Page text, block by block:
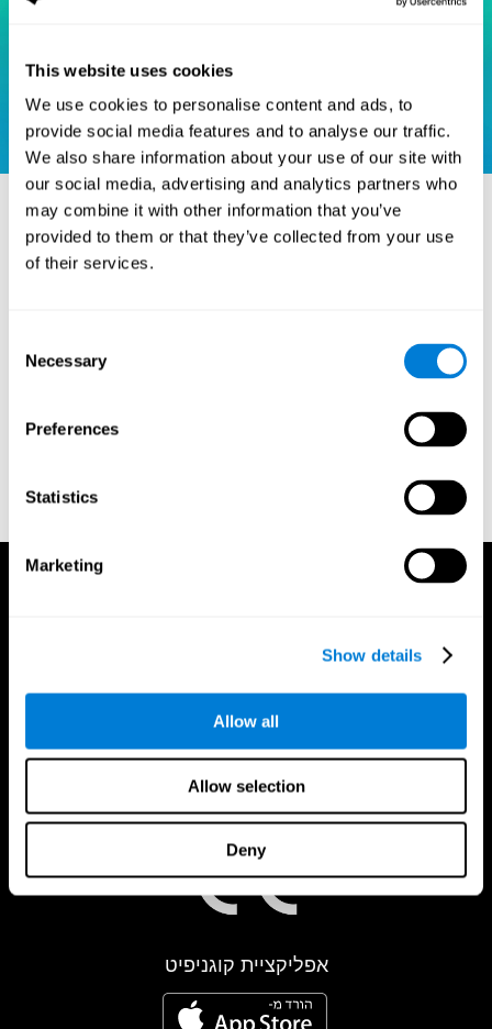
This website uses cookies
We use cookies to personalise content and ads, to
provide social media features and to analyse our traffic.
We also share information about your use of our site with
our social media, advertising and analytics partners who
may combine it with other information that you’ve
provided to them or that they’ve collected from your use
of their services.
Selection
Necessary
Preferences
Statistics
Marketing
Show details
Allow all
Allow selection
Deny
סימוכין
Raven, J. C. (1936). Mental tests used in genetic studies: The
performance of related individuals on tests mainly educative
Wechsler, D. (1997). WAIS-III: Wechsler Adult Intelligence Scale
TX: Psychological Corporation.
אין טקסט מקורי
אפליקציית קוגניפיט